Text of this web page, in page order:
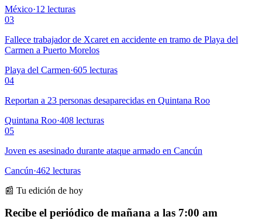
México·12 lecturas
03
Fallece trabajador de Xcaret en accidente en tramo de Playa del
Carmen a Puerto Morelos
Playa del Carmen·605 lecturas
04
Reportan a 23 personas desaparecidas en Quintana Roo
Quintana Roo·408 lecturas
05
Joven es asesinado durante ataque armado en Cancún
Cancún·462 lecturas
📰 Tu edición de hoy
Recibe el periódico de mañana a las 7:00 am